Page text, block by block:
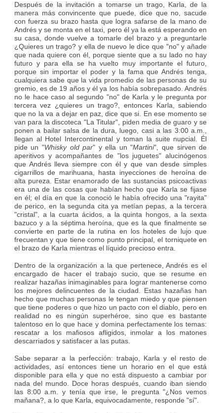
Después de la invitación a tomarse un trago, Karla, de la
manera más convincente que puede, dice que no, sacude
con fuerza su brazo hasta que logra safarse de la mano de
Andrés y se monta en el taxi, pero él ya la está esperando en
su casa, donde vuelve a tomarle del brazo y a preguntarle
¿Quieres un trago? y ella de nuevo le dice que "no" y añade
que nada quiere con él, porque siente que a su lado no hay
futuro y para ella se ha vuelto muy importante el futuro,
porque sin importar el poder y la fama que Andrés tenga,
cualquiera sabe que la vida promedio de las personas de su
gremio, es de 19 años y él ya los había sobrepasado. Andrés
no le hace caso al segundo "no" de Karla y le pregunta por
tercera vez ¿quieres un trago?, entonces Karla, sabiendo
que no la va a dejar en paz, dice que si. En ese momento se
van para la discoteca "La Titular", piden media de guaro y se
ponen a bailar salsa de la dura, luego, casi a las 3:00 a.m.,
llegan al Hotel Intercontinental y toman la suite nupcial. Él
pide un "Whisky old par" y ella un "Martini", que sirven de
aperitivos y acompañantes de "los juguetes" alucinógenos
que Andrés lleva siempre con él y que van desde simples
cigarrillos de marihuana, hasta inyecciones de heroína de
alta pureza. Estar enamorado de las sustancias psicoactivas
era una de las cosas que habían hecho que Karla se fijase
en él; el día en que la conoció le había ofrecido una "rayita"
de perico, en la segunda cita ya metían pepas, a la tercera
"cristal", a la cuarta ácidos, a la quinta hongos, a la sexta
bazuco y a la séptima heroína, que es la que finalmente se
convierte en parte de la rutina en los hoteles de lujo que
frecuentan y que tiene como punto principal, el torniquete en
el brazo de Karla mientras el líquido precioso entra.
Dentro de la organización a la que pertenece, Andrés es el
encargado de hacer el trabajo sucio, que se resume en
realizar hazañas inimaginables para lograr mantenerse como
los mejores delincuentes de la ciudad. Estas hazañas han
hecho que muchas personas le tengan miedo y que piensen
que tiene poderes o que hizo un pacto con el diablo, pero en
realidad no es ningún superhéroe, sino que es bastante
talentoso en lo que hace y domina perfectamente los temas:
rescatar a los mafiosos afligidos, inmolar a los matones
descarriados y satisfacer a las putas.
Sabe separar a la perfección: trabajo, Karla y el resto de
actividades, así entonces tiene un horario en el que está
disponible para ella y que no está dispuesto a cambiar por
nada del mundo. Doce horas después, cuando iban siendo
las 8:00 a.m. y tenía que irse, le pregunta "¿Nos vemos
mañana?, a lo que Karla, equivocadamente, responde "sí".